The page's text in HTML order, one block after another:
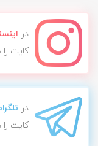
در
کایت را
در
کایت را